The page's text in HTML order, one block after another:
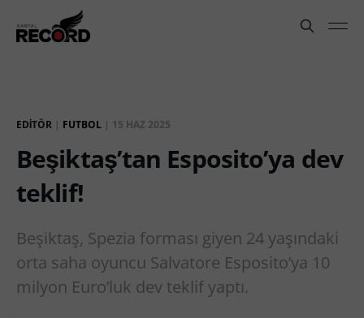
EDITÖR | FUTBOL | 15 HAZ 2025
Beşiktaş’tan Esposito’ya dev
teklif!
Beşiktaş, Spezia forması giyen 24 yaşındaki
orta saha oyuncu Salvatore Esposito’ya 10
milyon Euro’luk dev teklif yaptı.